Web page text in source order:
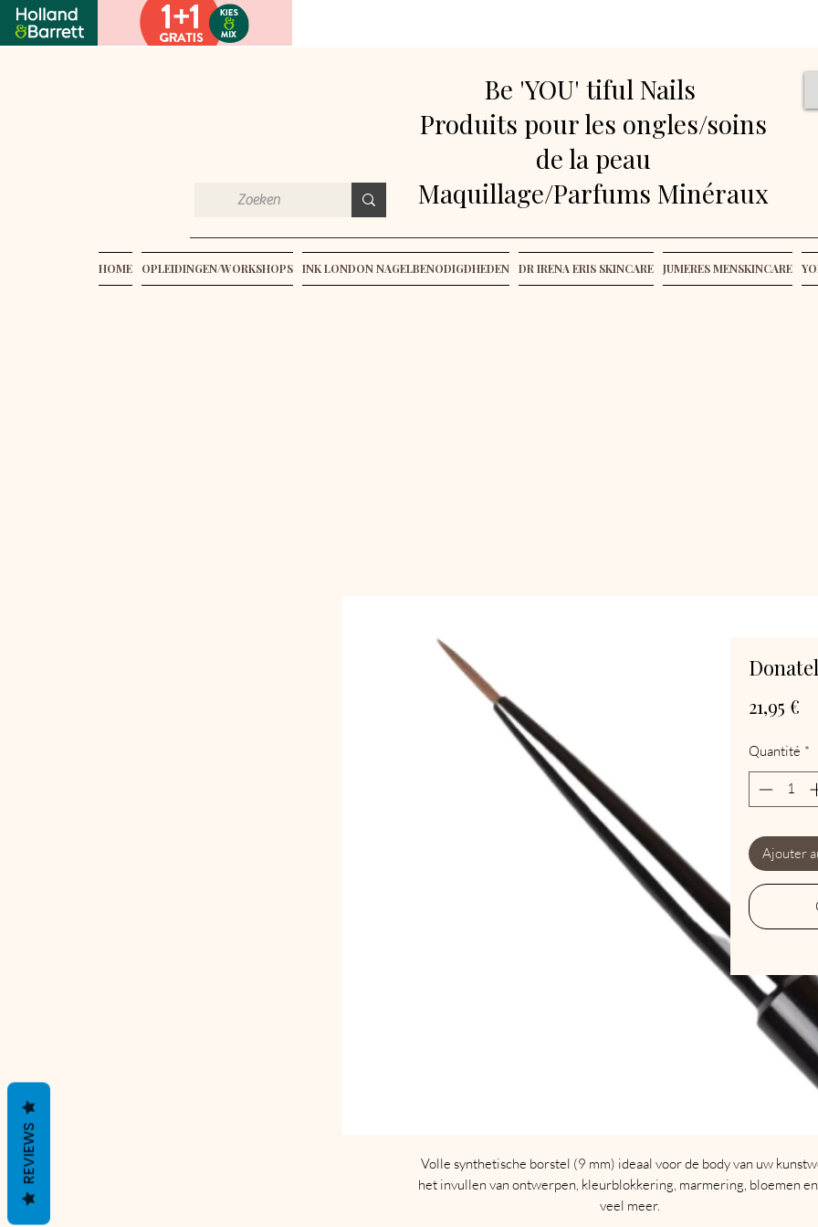
Be 'YOU' tiful Nails
Produits pour les ongles/soins
de la peau
Maquillage/Parfums Minéraux
HOME OPLEIDINGEN/WORKSHOPS INK LONDON NAGELBENODIGDHEDEN DR IRENA ERIS SKINCARE JUMERES MENSKINCARE
21,95 €
Quantité *
Ajouter
Volle synthetische borstel (9 mm) ideaal voor de body van uw
het invullen van ontwerpen, kleurblokkering, marmering, bloemen
veel meer.
REVIEWS